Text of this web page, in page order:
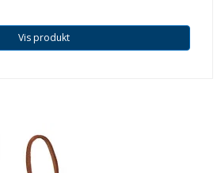
Vis produkt